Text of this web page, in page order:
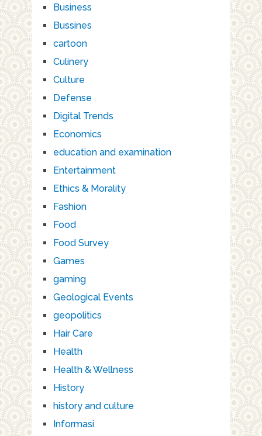
Business
Bussines
cartoon
Culinery
Culture
Defense
Digital Trends
Economics
education and examination
Entertainment
Ethics & Morality
Fashion
Food
Food Survey
Games
gaming
Geological Events
geopolitics
Hair Care
Health
Health & Wellness
History
history and culture
Informasi